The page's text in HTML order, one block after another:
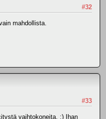
#32
mahdollista.
#33
vaihtokoneita. :) Ihan